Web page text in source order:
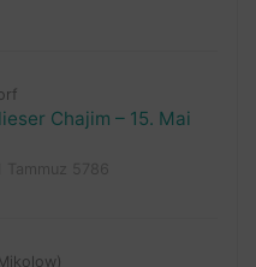
Chajim – 15. Mai